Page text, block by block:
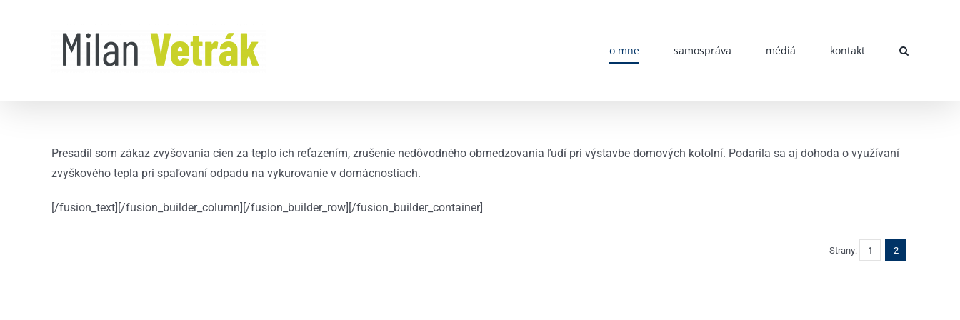
o mne samospráva médiá kontakt
Presadil som zákaz zvyšovania cien za teplo ich reťazením, zrušenie nedôvodného obmedzovania ľudí pri výstavbe domových kotolní. Podarila sa aj dohoda o využívaní
zvyškového tepla pri spaľovaní odpadu na vykurovanie v domácnostiach.
[/fusion_text][/fusion_builder_column][/fusion_builder_row][/fusion_builder_container]
Strany: 1 2